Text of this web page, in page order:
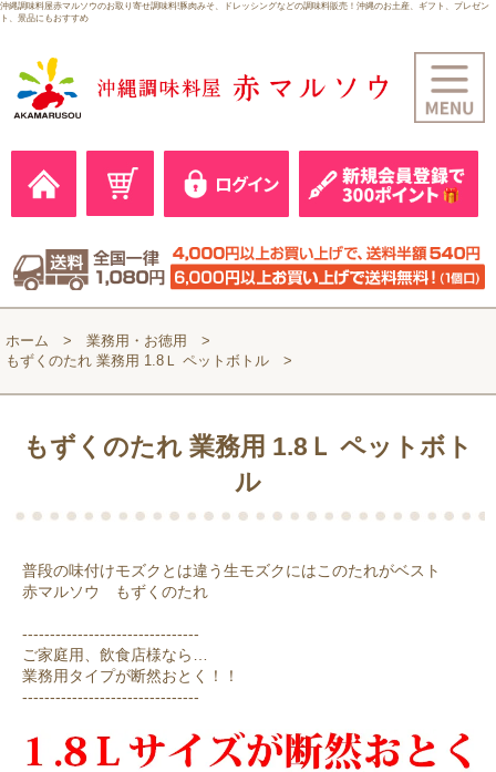
沖縄調味料屋赤マルソウのお取り寄せ調味料!豚肉みそ、ドレッシングなどの調味料販売！沖縄のお土産、ギフト、プレゼン
ト、景品にもおすすめ
ホーム
業務用・お徳用
もずくのたれ 業務用 1.8Ｌ ペットボトル
もずくのたれ 業務用 1.8Ｌ ペットボト
ル
普段の味付けモズクとは違う生モズクにはこのたれがベスト
赤マルソウ もずくのたれ
--------------------------------
ご家庭用、飲食店様なら…
業務用タイプが断然おとく！！
--------------------------------